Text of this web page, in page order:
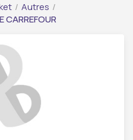
/ Autres /
CARREFOUR